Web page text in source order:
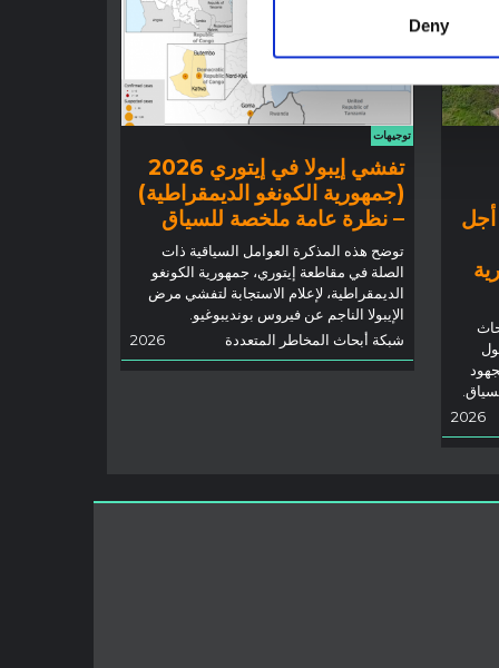
Deny
أجل
2026
توجيهات
تفشي إيبولا في إيتوري 2026
(جمهورية الكونغو الديمقراطية)
– نظرة عامة ملخصة للسياق
توضح هذه المذكرة العوامل السياقية ذات
الصلة في مقاطعة إيتوري، جمهورية الكونغو
الديمقراطية، لإعلام الاستجابة لتفشي مرض
الإيبولا الناجم عن فيروس بونديبوغيو.
شبكة أبحاث المخاطر المتعددة
2026